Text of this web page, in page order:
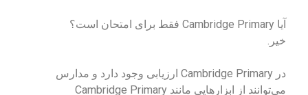
آیا Cambridge Primary فقط برای امتحان است؟
خیر.
در Cambridge Primary ارزیابی وجود دارد و مدارس
می‌توانند از ابزارهایی مانند Cambridge Primary